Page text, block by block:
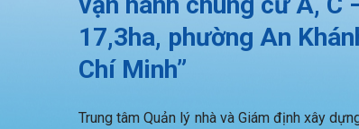
17,3ha, phường An
Chí Minh”
Trung tâm Quản lý nhà và Giám định xây